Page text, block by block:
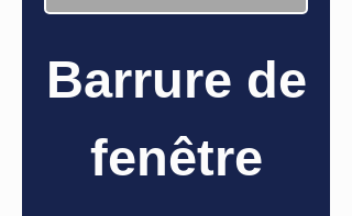
Barrure de
fenêtre